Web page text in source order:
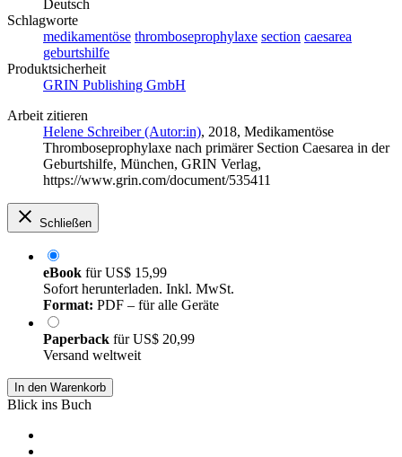
Deutsch
Schlagworte
medikamentöse thromboseprophylaxe section caesarea
geburtshilfe
Produktsicherheit
GRIN Publishing GmbH
Arbeit zitieren
Helene Schreiber (Autor:in), 2018, Medikamentöse
Thromboseprophylaxe nach primärer Section Caesarea in der
Geburtshilfe, München, GRIN Verlag,
https://www.grin.com/document/535411
Schließen
eBook fürUS$ 15,99
Sofort herunterladen. Inkl. MwSt.
Format: PDF – für alle Geräte
Paperback fürUS$ 20,99
Versand weltweit
In den Warenkorb
Blick ins Buch